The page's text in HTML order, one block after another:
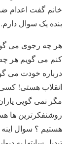
خانم گفت اعدام
بنده یک سوال دارم.
هر چه رجوی می
کنم می گویم هر
درباره خودت می
انقلاب هستی! کسی
مگر نمی گویی
روشنفکرترین ها
هستیم ؟ سوال